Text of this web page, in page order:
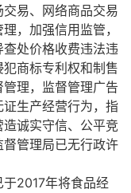
易、网络商品交易
，加强信用监管，
处价格收费违法违
商标专利权和制售
理，监督管理广告
生产经营行为，指
诚实守信、公平竞
管理局已无行政许
2017年将食品经